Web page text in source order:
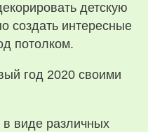
детскую
создать интересные
потолком.
виде различных